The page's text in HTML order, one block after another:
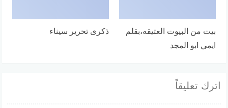
بيت من البيوت العتيقه،بقلم
ايمي ابو المجد
ذكرى تحرير سيناء
اترك تعليقاً